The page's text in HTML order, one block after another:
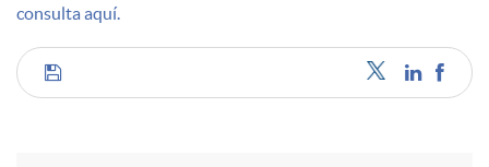
consulta aquí.
C